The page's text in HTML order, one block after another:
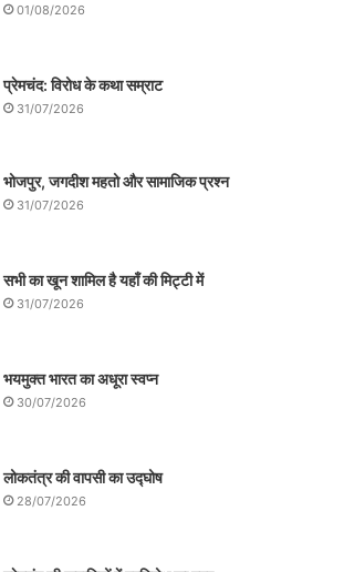
01/08/2026
प्रेमचंद: विरोध के कथा सम्राट
31/07/2026
भोजपुर, जगदीश महतो और सामाजिक प्रश्न
31/07/2026
सभी का खून शामिल है यहाँ की मिट्टी में
31/07/2026
भयमुक्त भारत का अधूरा स्वप्न
30/07/2026
लोकतंत्र की वापसी का उद्घोष
28/07/2026